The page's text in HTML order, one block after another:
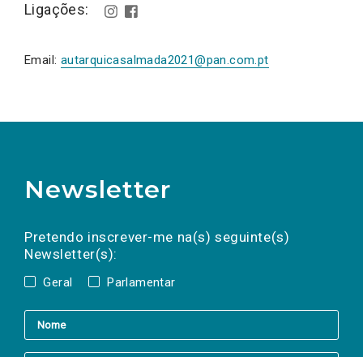
Ligações:
Email: autarquicasalmada2021@pan.com.pt
Newsletter
Pretendo inscrever-me na(s) seguinte(s)
Newsletter(s):
Geral Parlamentar
a(s) newsletter(s).
mail